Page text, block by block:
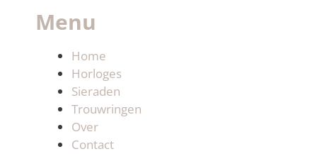
Menu
Home
Horloges
Sieraden
Trouwringen
Over
Contact